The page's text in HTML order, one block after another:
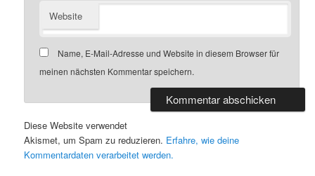
Website
Name, E-Mail-Adresse und Website in diesem Browser für
meinen nächsten Kommentar speichern.
Diese Website verwendet
Akismet, um Spam zu reduzieren. Erfahre, wie deine
Kommentardaten verarbeitet werden.